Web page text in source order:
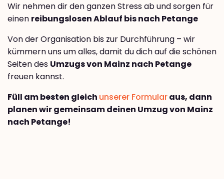
Wir nehmen dir den ganzen Stress ab und sorgen für
einen reibungslosen Ablauf bis nach Petange
Von der Organisation bis zur Durchführung – wir
kümmern uns um alles, damit du dich auf die schönen
Seiten des Umzugs von Mainz nach Petange
freuen kannst.
Füll am besten gleich unserer Formularaus, dann
planen wir gemeinsam deinen Umzug von Mainz
nach Petange!